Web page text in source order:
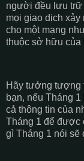
người đều lưu trữ
mọi giao dịch
cho một mạng
thuộc sở hữu của
Hãy tưởng tượng
bạn, nếu Tháng
cả thông tin của
Tháng 1 để được
gì Tháng 1 nói sẽ